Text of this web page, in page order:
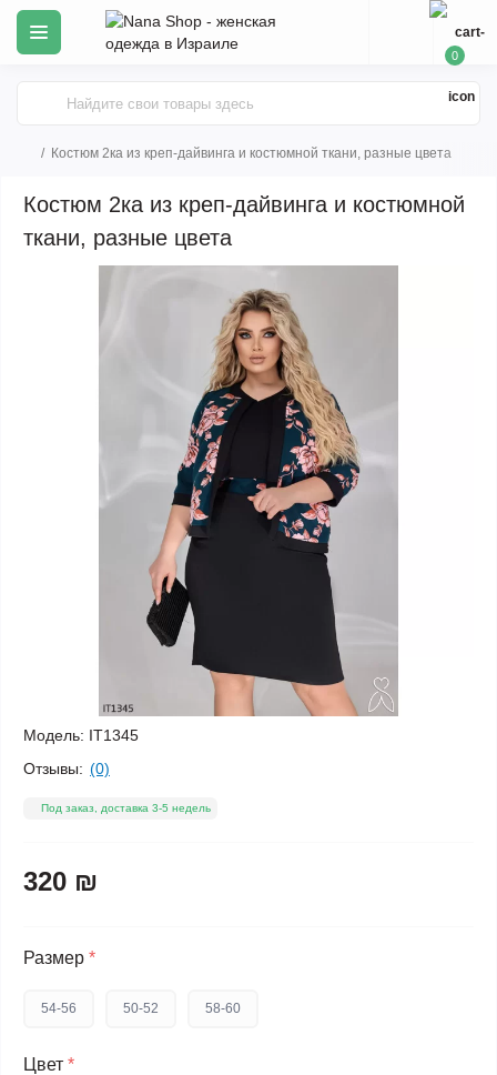
0
Костюм 2ка из креп-дайвинга и костюмной ткани, разные цвета
Костюм 2ка из креп-дайвинга и костюмной
ткани, разные цвета
Модель: IT1345
Отзывы: (0)
Под заказ, доставка 3-5 недель
320 ₪
Размер *
54-56 50-52 58-60
Цвет *